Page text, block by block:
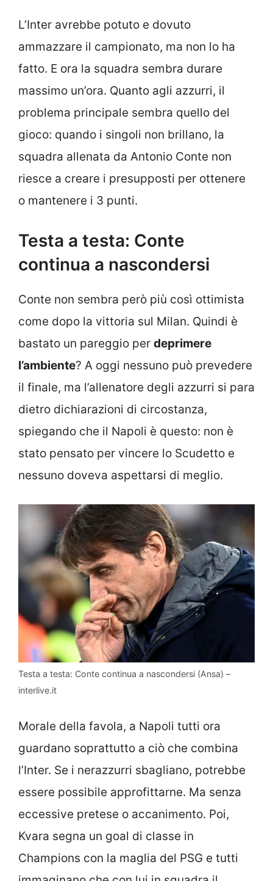
L’Inter avrebbe potuto e dovuto
ammazzare il campionato, ma non lo ha
fatto. E ora la squadra sembra durare
massimo un’ora. Quanto agli azzurri, il
problema principale sembra quello del
gioco: quando i singoli non brillano, la
squadra allenata da Antonio Conte non
riesce a creare i presupposti per ottenere
o mantenere i 3 punti.
Testa a testa: Conte
continua a nascondersi
Conte non sembra però più così ottimista
come dopo la vittoria sul Milan. Quindi è
bastato un pareggio per deprimere
l’ambiente? A oggi nessuno può prevedere
il finale, ma l’allenatore degli azzurri si para
dietro dichiarazioni di circostanza,
spiegando che il Napoli è questo: non è
stato pensato per vincere lo Scudetto e
nessuno doveva aspettarsi di meglio.
Testa a testa: Conte continua a nascondersi (Ansa) –
interlive.it
Morale della favola, a Napoli tutti ora
guardano soprattutto a ciò che combina
l’Inter. Se i nerazzurri sbagliano, potrebbe
essere possibile approfittarne. Ma senza
eccessive pretese o accanimento. Poi,
Kvara segna un goal di classe in
Champions con la maglia del PSG e tutti